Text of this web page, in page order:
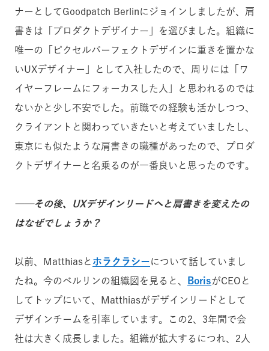
ナーとしてGoodpatch Berlinにジョインしましたが、肩
書きは「プロダクトデザイナー」を選びました。組織に
唯一の「ピクセルパーフェクトデザインに重きを置かな
いUXデザイナー」として入社したので、周りには「ワ
イヤーフレームにフォーカスした人」と思われるのでは
ないかと少し不安でした。前職での経験も活かしつつ、
クライアントと関わっていきたいと考えていましたし、
東京にも似たような肩書きの職種があったので、プロダ
クトデザイナーと名乗るのが一番良いと思ったのです。
──その後、UXデザインリードへと肩書きを変えたの
はなぜでしょうか？
以前、Matthiasと ホラクラシーについて話していまし
たね。今のベルリンの組織図を見ると、
BorisがCEOと
してトップにいて、Matthiasがデザインリードとして
デザインチームを引率しています。この2、3年間で会
社は大きく成長しました。組織が拡大するにつれ、2人